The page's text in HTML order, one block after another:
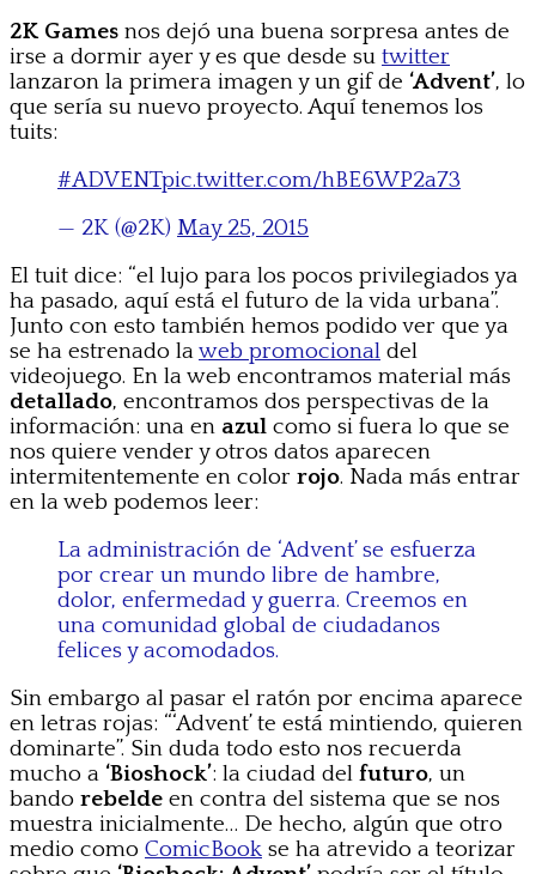
2K Games nos dejó una buena sorpresa antes de
irse a dormir ayer y es que desde su twitter
lanzaron la primera imagen y un gif de ‘Advent’, lo
que sería su nuevo proyecto. Aquí tenemos los
tuits:
#ADVENTpic.twitter.com/hBE6WP2a73
— 2K (@2K) May 25, 2015
El tuit dice: “el lujo para los pocos privilegiados ya
ha pasado, aquí está el futuro de la vida urbana”.
Junto con esto también hemos podido ver que ya
se ha estrenado laweb promocional del
videojuego. En la web encontramos material más
detallado, encontramos dos perspectivas de la
información: una en azul como si fuera lo que se
nos quiere vender y otros datos aparecen
intermitentemente en color rojo. Nada más entrar
en la web podemos leer:
La administración de ‘Advent’ se esfuerza
por crear un mundo libre de hambre,
dolor, enfermedad y guerra. Creemos en
una comunidad global de ciudadanos
felices y acomodados.
Sin embargo al pasar el ratón por encima aparece
en letras rojas: “‘Advent’ te está mintiendo, quieren
dominarte”. Sin duda todo esto nos recuerda
mucho a ‘Bioshock’: la ciudad del futuro, un
bando rebelde en contra del sistema que se nos
muestra inicialmente… De hecho, algún que otro
medio como ComicBook se ha atrevido a teorizar